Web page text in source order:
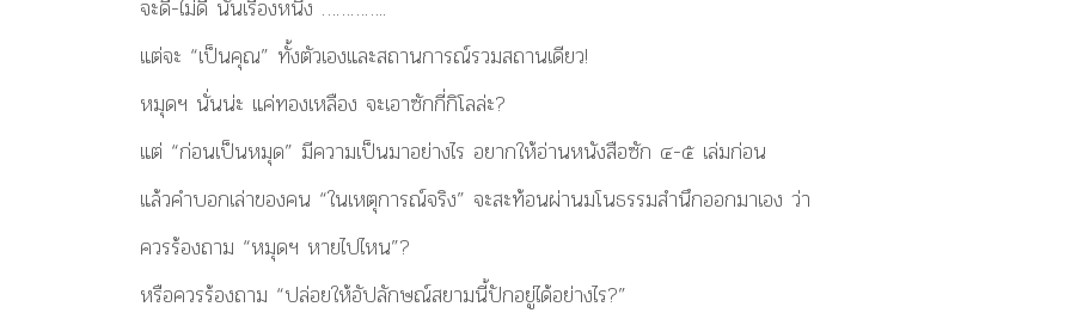
จะดี-ไม่ดี นั่นเรื่องหนึ่ง …………..
แต่จะ “เป็นคุณ” ทั้งตัวเองและสถานการณ์รวมสถานเดียว!
หมุดฯ นั่นน่ะ แค่ทองเหลือง จะเอาซักกี่กิโลล่ะ?
แต่ “ก่อนเป็นหมุด” มีความเป็นมาอย่างไร อยากให้อ่านหนังสือซัก ๔-๕ เล่มก่อน
แล้วคำบอกเล่าของคน “ในเหตุการณ์จริง” จะสะท้อนผ่านมโนธรรมสำนึกออกมาเอง ว่า
ควรร้องถาม “หมุดฯ หายไปไหน”?
หรือควรร้องถาม “ปล่อยให้อัปลักษณ์สยามนี้ปักอยู่ได้อย่างไร?”